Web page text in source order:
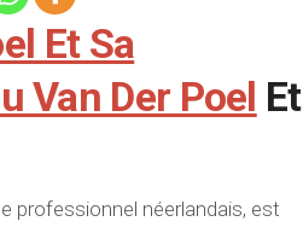
Et Sa
Van Der Poel Et
professionnel néerlandais, est